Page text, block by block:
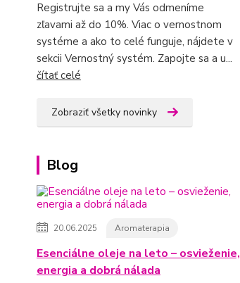
Registrujte sa a my Vás odmeníme
zľavami až do 10%. Viac o vernostnom
systéme a ako to celé funguje, nájdete v
sekcii Vernostný systém. Zapojte sa a u...
čítať celé
Zobraziť všetky novinky
Blog
20.06.2025 Aromaterapia
Esenciálne oleje na leto – osvieženie,
energia a dobrá nálada